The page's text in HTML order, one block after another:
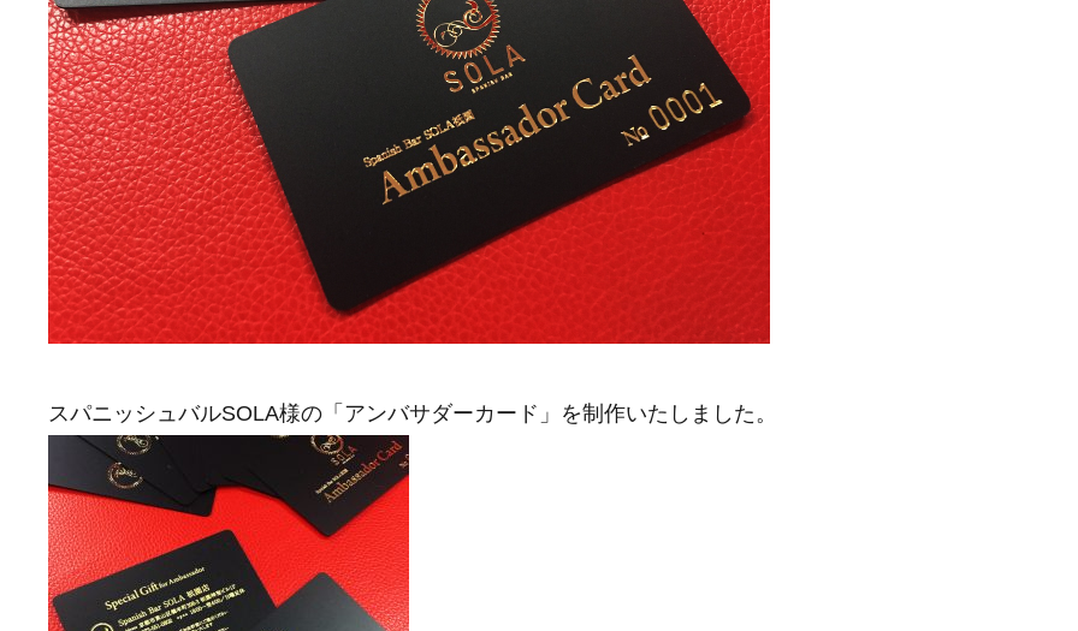
スパニッシュバルSOLA様の「アンバサダーカード」を制作いたしました。